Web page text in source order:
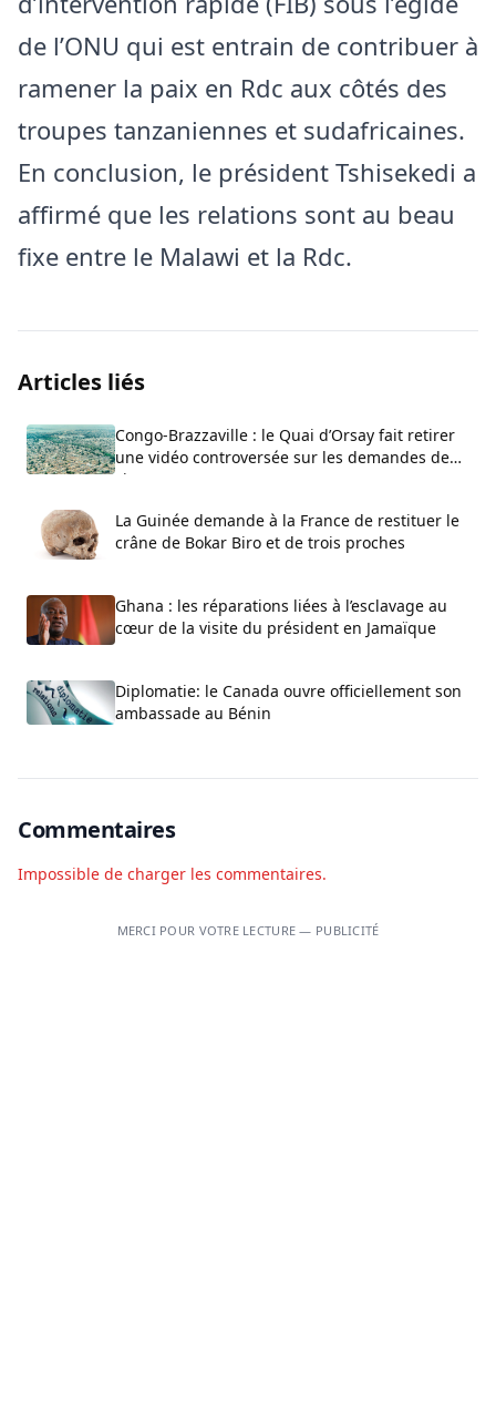
de l’ONU qui est entrain de contribuer à
ramener la paix en Rdc aux côtés des
troupes tanzaniennes et sudafricaines.
En conclusion, le président Tshisekedi a
affirmé que les relations sont au beau
fixe entre le Malawi et la Rdc.
Articles liés
Congo-Brazzaville : le Quai d’Orsay fait retirer
une vidéo controversée sur les demandes de
visa
La Guinée demande à la France de restituer le
crâne de Bokar Biro et de trois proches
Ghana : les réparations liées à l’esclavage au
cœur de la visite du président en Jamaïque
Diplomatie: le Canada ouvre officiellement son
ambassade au Bénin
Commentaires
Impossible de charger les commentaires.
MERCI POUR VOTRE LECTURE — PUBLICITÉ